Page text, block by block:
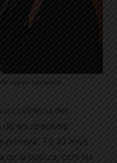
Juanjo Compairé
vell lema del
de les relacions
primera”. Fa 40 anys
de la política, com les